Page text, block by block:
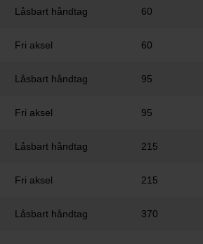
Låsbart håndtag 60
Fri aksel 60
Låsbart håndtag 95
Fri aksel 95
Låsbart håndtag 215
Fri aksel 215
Låsbart håndtag 370